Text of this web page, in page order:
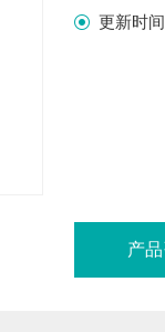
更新时间
产